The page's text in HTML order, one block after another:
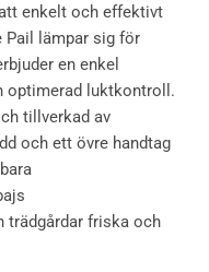
enkelt och effektivt
Pail lämpar sig för
en enkel
optimerad luktkontroll.
tillverkad av
och ett övre handtag
trädgårdar friska och